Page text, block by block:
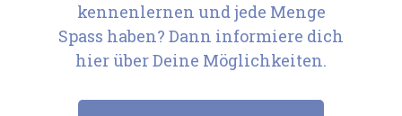
kennenlernen und jede Menge
Spass haben? Dann informiere dich
hier über Deine Möglichkeiten.